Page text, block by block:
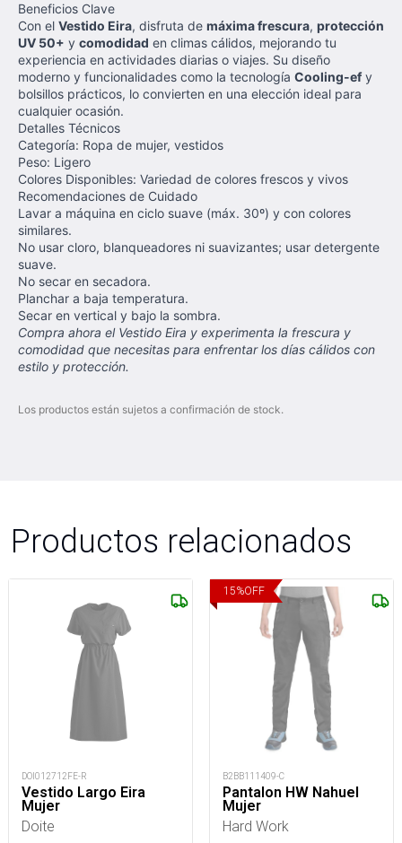
Beneficios Clave
Con el Vestido Eira, disfruta de máxima frescura, protección
UV 50+ y comodidad en climas cálidos, mejorando tu
experiencia en actividades diarias o viajes. Su diseño
moderno y funcionalidades como la tecnología Cooling-ef y
bolsillos prácticos, lo convierten en una elección ideal para
cualquier ocasión.
Detalles Técnicos
Categoría: Ropa de mujer, vestidos
Peso: Ligero
Colores Disponibles: Variedad de colores frescos y vivos
Recomendaciones de Cuidado
Lavar a máquina en ciclo suave (máx. 30º) y con colores
similares.
No usar cloro, blanqueadores ni suavizantes; usar detergente
suave.
No secar en secadora.
Planchar a baja temperatura.
Secar en vertical y bajo la sombra.
Compra ahora el Vestido Eira y experimenta la frescura y
comodidad que necesitas para enfrentar los días cálidos con
estilo y protección.
Los productos están sujetos a confirmación de stock.
Productos relacionados
DOI012712FE-R
Vestido Largo Eira
Mujer
Doite
15%OFF
B2BB111409-C
Pantalon HW Nahuel
Mujer
Hard Work